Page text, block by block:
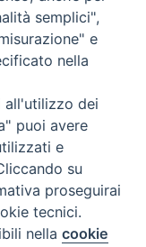
WebMail
di Brindisi – Ostuni
Cookie
semplici",
e
nella
all'utilizzo dei
puoi avere
e
su
proseguirai
tecnici.
nellacookie